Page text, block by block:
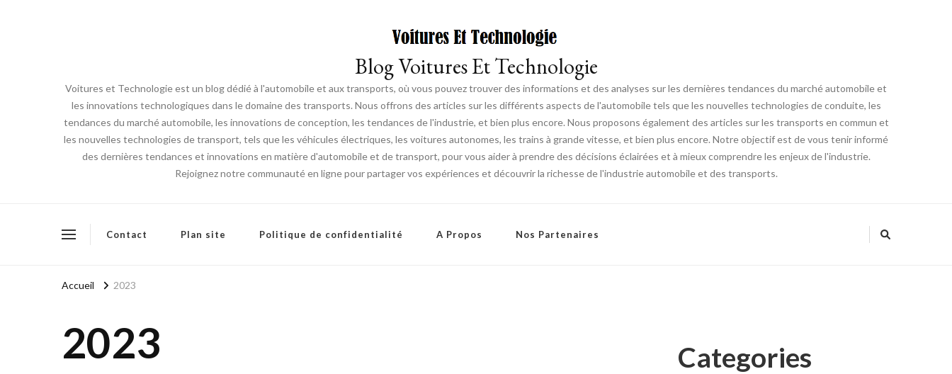
Blog Voitures Et Technologie
Voitures et Technologie est un blog dédié à l'automobile et aux transports, où vous pouvez trouver des informations et des analyses sur les dernières tendances du marché automobile et
les innovations technologiques dans le domaine des transports. Nous offrons des articles sur les différents aspects de l'automobile tels que les nouvelles technologies de conduite, les
tendances du marché automobile, les innovations de conception, les tendances de l'industrie, et bien plus encore. Nous proposons également des articles sur les transports en commun et
les nouvelles technologies de transport, tels que les véhicules électriques, les voitures autonomes, les trains à grande vitesse, et bien plus encore. Notre objectif est de vous tenir informé
des dernières tendances et innovations en matière d'automobile et de transport, pour vous aider à prendre des décisions éclairées et à mieux comprendre les enjeux de l'industrie.
Rejoignez notre communauté en ligne pour partager vos expériences et découvrir la richesse de l'industrie automobile et des transports.
Contact Plan site Politique de confidentialité A Propos Nos Partenaires
Accueil 2023
2023 Categories